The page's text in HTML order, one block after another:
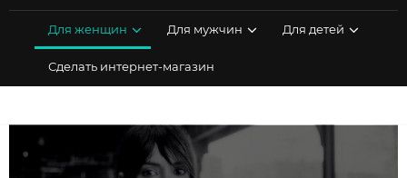
Для женщин Для мужчин Для детей
Сделать интернет-магазин